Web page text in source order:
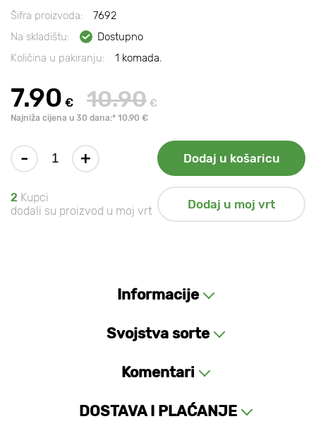
Šifra proizvoda:
7692
Na skladištu:
Dostupno
Količina u pakiranju:
1 komada.
7.90 € 10.90 €
Najniža cijena u 30 dana:* 10.90 €
- + Dodaj u košaricu
2 Kupci
dodali su proizvod u moj vrt
Dodaj u moj vrt
Informacije
Svojstva sorte
Komentari
DOSTAVA I PLAĆANJE